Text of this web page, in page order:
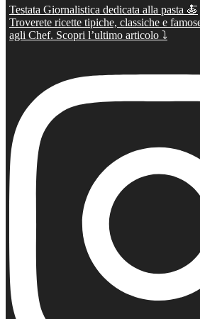
Testata Giornalistica dedicata alla pasta 🍝
Troverete ricette tipiche, classiche e
agli Chef. Scopri l’ultimo articolo ⤵️